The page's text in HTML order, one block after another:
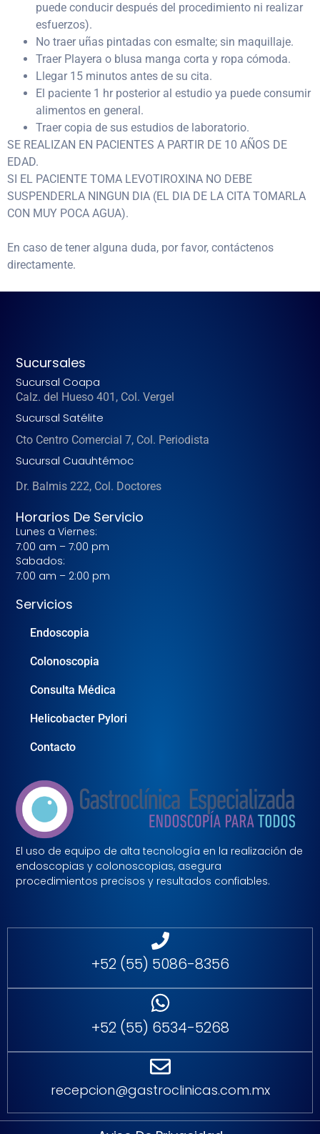
puede conducir después del procedimiento ni realizar
esfuerzos).
No traer uñas pintadas con esmalte; sin maquillaje.
Traer Playera o blusa manga corta y ropa cómoda.
Llegar 15 minutos antes de su cita.
El paciente 1 hr posterior al estudio ya puede consumir
alimentos en general.
Traer copia de sus estudios de laboratorio.
SE REALIZAN EN PACIENTES A PARTIR DE 10 AÑOS DE
EDAD.
SI EL PACIENTE TOMA LEVOTIROXINA NO DEBE
SUSPENDERLA NINGUN DIA (EL DIA DE LA CITA TOMARLA
CON MUY POCA AGUA).
En caso de tener alguna duda, por favor, contáctenos
directamente.
El uso de equipo de alta tecnología en la realización de
endoscopias y colonoscopias, asegura
procedimientos precisos y resultados confiables.
Servicios
Endoscopia
Colonoscopia
Consulta Médica
Helicobacter Pylori
Contacto
Sucursales
Sucursal Coapa
Calz. del Hueso 401, Col. Vergel
Sucursal Satélite
Cto Centro Comercial 7, Col. Periodista
Sucursal Cuauhtémoc
Dr. Balmis 222, Col. Doctores
Horarios De Servicio
Lunes a Viernes:
7:00 am – 7:00 pm
Sabados:
7:00 am – 2:00 pm
+52 (55) 5086-8356
+52 (55) 6534-5268
recepcion@gastroclinicas.com.mx